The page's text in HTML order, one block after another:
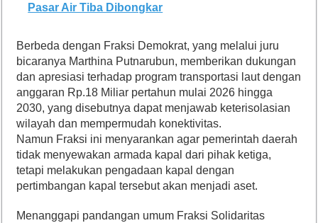
Pasar Air Tiba Dibongkar
Berbeda dengan Fraksi Demokrat, yang melalui juru
bicaranya Marthina Putnarubun, memberikan dukungan
dan apresiasi terhadap program transportasi laut dengan
anggaran Rp.18 Miliar pertahun mulai 2026 hingga
2030, yang disebutnya dapat menjawab keterisolasian
wilayah dan mempermudah konektivitas.
Namun Fraksi ini menyarankan agar pemerintah daerah
tidak menyewakan armada kapal dari pihak ketiga,
tetapi melakukan pengadaan kapal dengan
pertimbangan kapal tersebut akan menjadi aset.
Menanggapi pandangan umum Fraksi Solidaritas